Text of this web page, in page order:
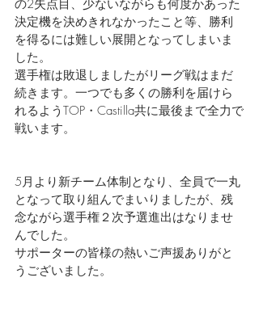
の2失点目、少ないながらも何度かあった
決定機を決めきれなかったこと等、勝利
を得るには難しい展開となってしまいま
した。
選手権は敗退しましたがリーグ戦はまだ
続きます。一つでも多くの勝利を届けら
れるようTOP・Castilla共に最後まで全力で
戦います。
5月より新チーム体制となり、全員で一丸
となって取り組んでまいりましたが、残
念ながら選手権２次予選進出はなりませ
んでした。
サポーターの皆様の熱いご声援ありがと
うございました。